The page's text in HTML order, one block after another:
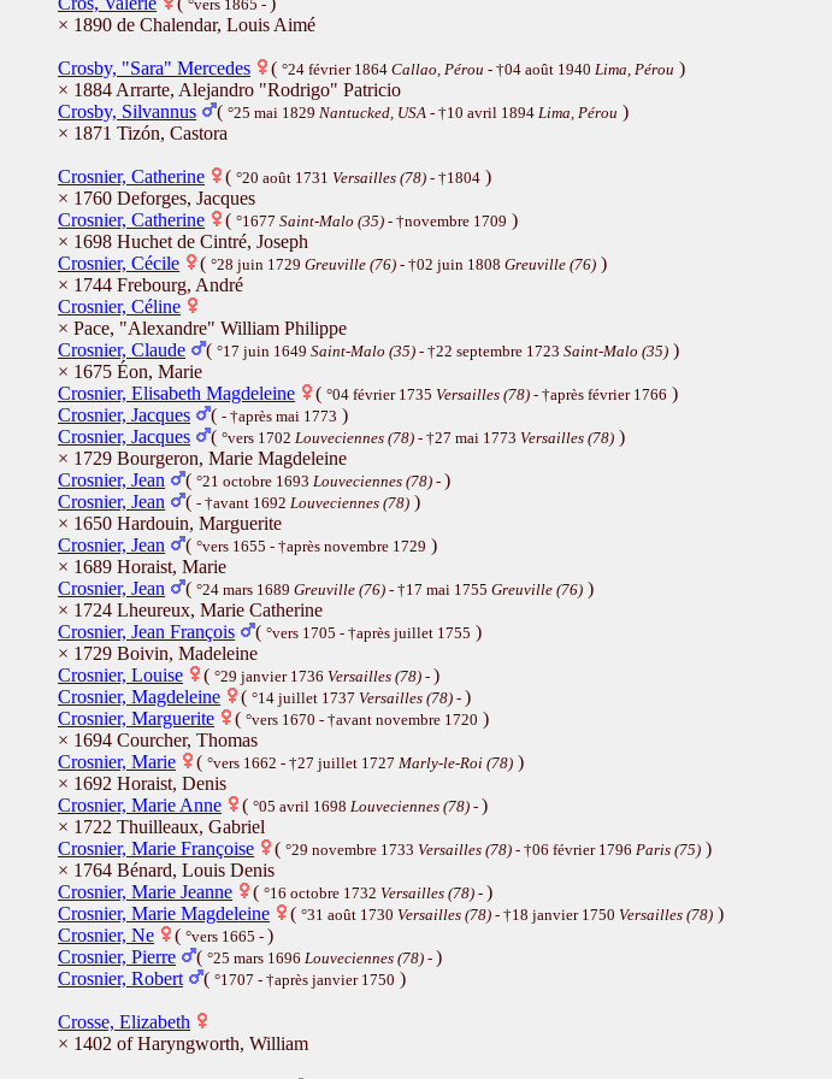
°vers 1865 -
× 1890 de Chalendar, Louis Aimé
Crosby, "Sara" Mercedes ( °24 février 1864 Callao, Pérou - †04 août 1940 Lima, Pérou )
× 1884 Arrarte, Alejandro "Rodrigo" Patricio
Crosby, Silvannus
( °25 mai 1829 Nantucked, USA - †10 avril 1894 Lima, Pérou )
× 1871 Tizón, Castora
Crosnier, Catherine ( °20 août 1731 Versailles (78) - †1804 )
× 1760 Deforges, Jacques
Crosnier, Catherine
( °1677 Saint-Malo (35) - †novembre 1709 )
× 1698 Huchet de Cintré, Joseph
Crosnier, Cécile
( °28 juin 1729 Greuville (76) - †02 juin 1808 Greuville (76) )
× 1744 Frebourg, André
Crosnier, Céline
× Pace, "Alexandre" William Philippe
Crosnier, Claude
( °17 juin 1649 Saint-Malo (35) - †22 septembre 1723 Saint-Malo (35) )
× 1675 Éon, Marie
Crosnier, Elisabeth Magdeleine
( °04 février 1735 Versailles (78) - †après février 1766 )
Crosnier, Jacques
( - †après mai 1773 )
Crosnier, Jacques
( °vers 1702 Louveciennes (78) - †27 mai 1773 Versailles (78) )
× 1729 Bourgeron, Marie Magdeleine
Crosnier, Jean
( °21 octobre 1693 Louveciennes (78) - )
Crosnier, Jean
( - †avant 1692 Louveciennes (78) )
× 1650 Hardouin, Marguerite
Crosnier, Jean
( °vers 1655 - †après novembre 1729 )
× 1689 Horaist, Marie
Crosnier, Jean
( °24 mars 1689 Greuville (76) - †17 mai 1755 Greuville (76) )
× 1724 Lheureux, Marie Catherine
Crosnier, Jean François
( °vers 1705 - †après juillet 1755 )
× 1729 Boivin, Madeleine
Crosnier, Louise
( °29 janvier 1736 Versailles (78) - )
Crosnier, Magdeleine
( °14 juillet 1737 Versailles (78) - )
Crosnier, Marguerite
( °vers 1670 - †avant novembre 1720 )
× 1694 Courcher, Thomas
Crosnier, Marie
( °vers 1662 - †27 juillet 1727 Marly-le-Roi (78) )
× 1692 Horaist, Denis
Crosnier, Marie Anne
( °05 avril 1698 Louveciennes (78) - )
× 1722 Thuilleaux, Gabriel
Crosnier, Marie Françoise
( °29 novembre 1733 Versailles (78) - †06 février 1796 Paris (75) )
× 1764 Bénard, Louis Denis
Crosnier, Marie Jeanne
( °16 octobre 1732 Versailles (78) - )
Crosnier, Marie Magdeleine
( °31 août 1730 Versailles (78) - †18 janvier 1750 Versailles (78) )
Crosnier, Ne
( °vers 1665 - )
Crosnier, Pierre
( °25 mars 1696 Louveciennes (78) - )
Crosnier, Robert
( °1707 - †après janvier 1750 )
Crosse, Elizabeth
× 1402 of Haryngworth, William